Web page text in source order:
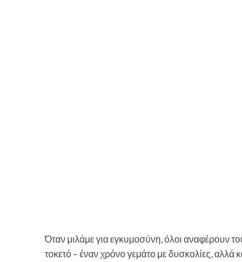
Όταν μιλάμε για εγκυμοσύνη, όλοι αναφέρουν
τοκετό – έναν χρόνο γεμάτο με δυσκολίες, αλλά